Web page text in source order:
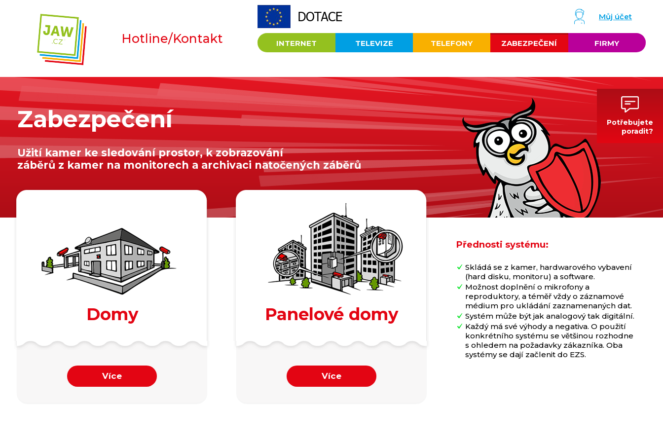
Hotline/Kontakt
Můj účet
INTERNET TELEVIZE TELEFONY ZABEZPEČENÍ FIRMY
Potřebujete
poradit?
Zabezpečení
Užití kamer ke sledování prostor, k zobrazování
záběrů z kamer na monitorech a archivaci natočených záběrů
Domy
Více
Panelové domy
Více
Přednosti systému:
Skládá se z kamer, hardwarového vybavení
(hard disku, monitoru) a software.
Možnost doplnění o mikrofony a
reproduktory, a téměř vždy o záznamové
médium pro ukládání zaznamenaných dat.
Systém může být jak analogový tak digitální.
Každý má své výhody a negativa. O použití
konkrétního systému se většinou rozhodne
s ohledem na požadavky zákazníka. Oba
systémy se dají začlenit do EZS.